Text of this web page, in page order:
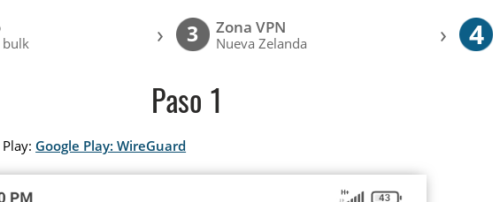
bulk › 3 Zona VPN
Nueva Zelanda › 4
Paso 1
Google Play: WireGuard